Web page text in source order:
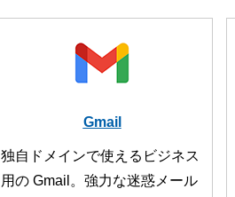
Gmail
独自ドメインで使えるビジネス
用の Gmail。強力な迷惑メール